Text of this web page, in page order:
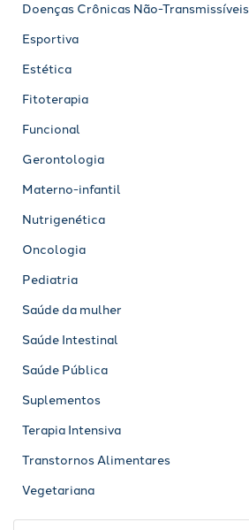
Doenças Crônicas Não-Transmissíveis
Esportiva
Estética
Fitoterapia
Funcional
Gerontologia
Materno-infantil
Nutrigenética
Oncologia
Pediatria
Saúde da mulher
Saúde Intestinal
Saúde Pública
Suplementos
Terapia Intensiva
Transtornos Alimentares
Vegetariana